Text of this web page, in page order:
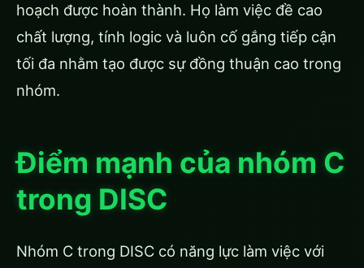
hoạch được hoàn thành. Họ làm việc đề cao
chất lượng, tính logic và luôn cố gắng tiếp cận
tối đa nhằm tạo được sự đồng thuận cao trong
nhóm.
Điểm mạnh của nhóm C
trong DISC
Nhóm C trong DISC có năng lực làm việc với